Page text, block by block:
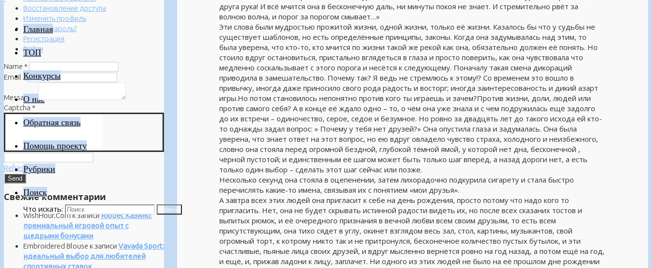
Главная
ТОП
Конкурсы
О нас
Обратная связь
Помощь проекту
Рубрики
Поиск
Что искать: Поиск
друга рука! И всё мчится она в бесконечную даль, ни минуты покоя не знает. И стремительно рвёт за
волною волна, и порог за порогом смывает…»
Эти слова были мудростью прожитой жизни, одной жизни, только её жизни. Казалось бы что у судьбы не
существует шаблонов, но есть определённые принципы, законы. Когда она задумывалась над этим, то
была уверена, что кто-то, кто мчится по жизни такой же рекой как она, обязательно должен её понять. Но
стоило вдруг остановиться, пристально вглядеться в глаза и просто поверить, как она чувствовала что
медленно соскальзывает с этого порога и несётся к следующему. Поначалу такая смена дикораций
приводила в замешательство. Почему так? Я ведь не стремлюсь к этому!? Со временем это вошло в
привычку, иногда даже приносило свого рода радость и восторг; иногда заинтересованость и дикий азарт
игры.Но потом становилось непонятно против кого ты играешь и зачем?Против жизни, доли, людей или
против самого себя? А в конце её ждало одно – то, о чём она уже знала и с чем подружилась ещё задолго
до их встречи – одиночество, серое, седое и безумное. Но ровно за двадцять лет до такого исхода ей кто-
то однажды задал вопрос: » Почему у тебя нет друзей?» Она опустила глаза и задумалась. Она была
уверена, что знает ответ на этот вопрос, но ею вдруг овладело чувство страха, холодного и неизбежного,
словно она стояла перед огромной бездной, глубокой тёмной ямой, у которой нет дна, бесконечной ,
чёрной пустотой; и единственным её шагом может быть только шаг вперёд, а назад дороги нет, а есть
только один выбор – сделать этот шаг сейчас или позже.
Несколько секунд она стояла в оцепенении, затем лихорадочно подкурила сигарету и стала быстро
перечислять какие-то имена, связывая их с понятием «мои друзья».
А завтра всех этих людей она пригласит к себе на день рождения, просто потому что надо кого то
пригласить. Нет, она не будет скрывать истинной радости видеть их, но после всех сказаних тостов и
выпитых рюмок, и её очередного признания в вечной любви всем своим друзьям, то есть всем
присутствующим, она тихо сядет в углу, окинет взглядом весь зал, стол, картины, музыкантов, свой
огромный торт, к котрому никто так и не притронулся, бесконечное количество пустых бутылок, и эти
счастливые, пьяные лица своих друзей, и вдруг мысленно вернётся ровно на год назад, а потом ещё на год,
и ещё, и, прижав ладони к лицу, заплачет. Ни одного из этих людей не было на её прошлом дне рождении
Восстановление доступа
Изменить профиль
Забыли пароль?
Регистрация
Войти
Name *
Email *
Message*
Captcha *
Refresh
Свежие комментарии
WishHour.Comк записиRiobet Казино:
премиальный игровой опыт с
щедрыми бонусами
Embroidered Blouse к записи Vavada Sport:
идеальный выбор для любителей
спортивных ставок